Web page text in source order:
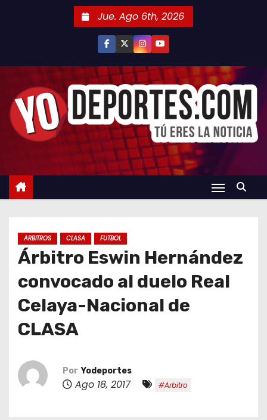
n
Jue. Ago 6th, 2026
ARBITROS CLASA FUTBOL
Árbitro Eswin Hernández
convocado al duelo Real
Celaya-Nacional de
CLASA
Por Yodeportes
Ago 18, 2017 #Arbitro